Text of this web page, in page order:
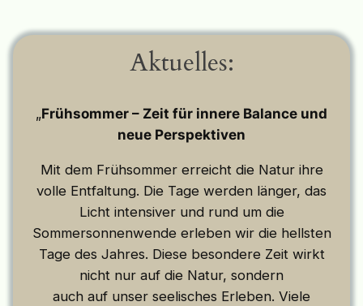
Aktuelles:
„Frühsommer – Zeit für innere Balance und
neue Perspektiven
Mit dem Frühsommer erreicht die Natur ihre
volle Entfaltung. Die Tage werden länger, das
Licht intensiver und rund um die
Sommersonnenwende erleben wir die hellsten
Tage des Jahres. Diese besondere Zeit wirkt
nicht nur auf die Natur, sondern
auch auf unser seelisches Erleben. Viele